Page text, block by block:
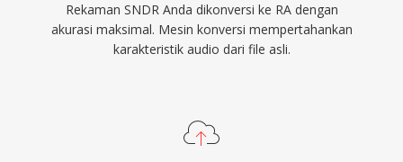
streaming bitrate adaptif yang mempengaruhi
standar selanjutnya seperti HLS dan DASH.
pemutaran di perangkat saat ini.
Rekaman SNDR Anda dikonversi ke RA dengan
akurasi maksimal. Mesin konversi mempertahankan
karakteristik audio dari file asli.